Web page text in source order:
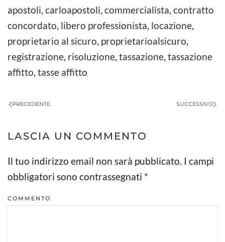
apostoli, carloapostoli, commercialista, contratto
concordato, libero professionista, locazione,
proprietario al sicuro, proprietarioalsicuro,
registrazione, risoluzione, tassazione, tassazione
affitto, tasse affitto
PRECEDENTE SUCCESSIVO
LASCIA UN COMMENTO
Il tuo indirizzo email non sarà pubblicato. I campi
obbligatori sono contrassegnati *
COMMENTO